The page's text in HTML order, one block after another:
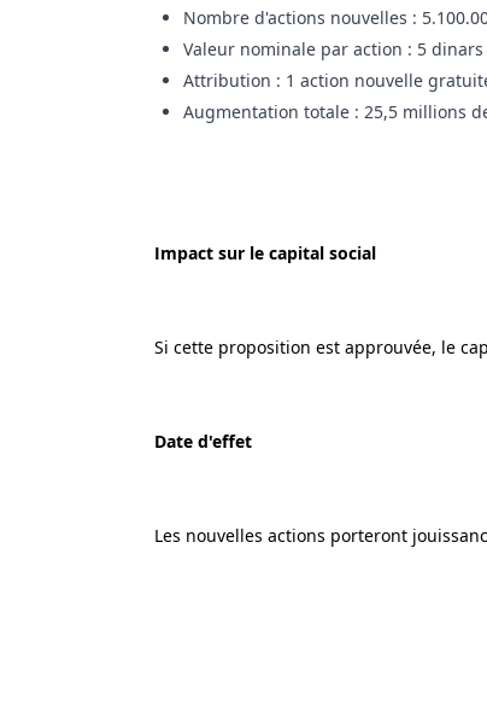
Nombre d'actions nouvelles :
Valeur nominale par action : 5 dinars
Attribution : 1 action nouvelle
Augmentation totale : 25,5 millions
Impact sur le capital social
Si cette proposition est approuvée, le
Date d'effet
Les nouvelles actions porteront